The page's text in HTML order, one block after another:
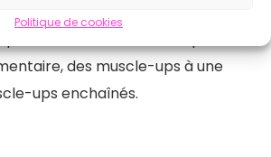
Politique de cookies
des muscle-ups à une
ups enchaînés.